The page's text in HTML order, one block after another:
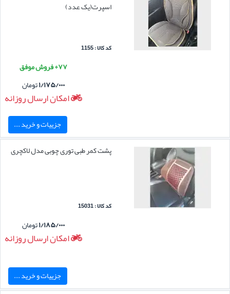
اسپرت(یک عدد)
کد کالا : 1155
۷۷+ فروش موفق
۱/۱۷۵/۰۰۰تومان
امکان ارسال روزانه
جزییات و خرید ...
پشت کمر طبی توری چوبی مدل لاکچری
کد کالا : 15031
۱/۱۸۵/۰۰۰تومان
امکان ارسال روزانه
جزییات و خرید ...